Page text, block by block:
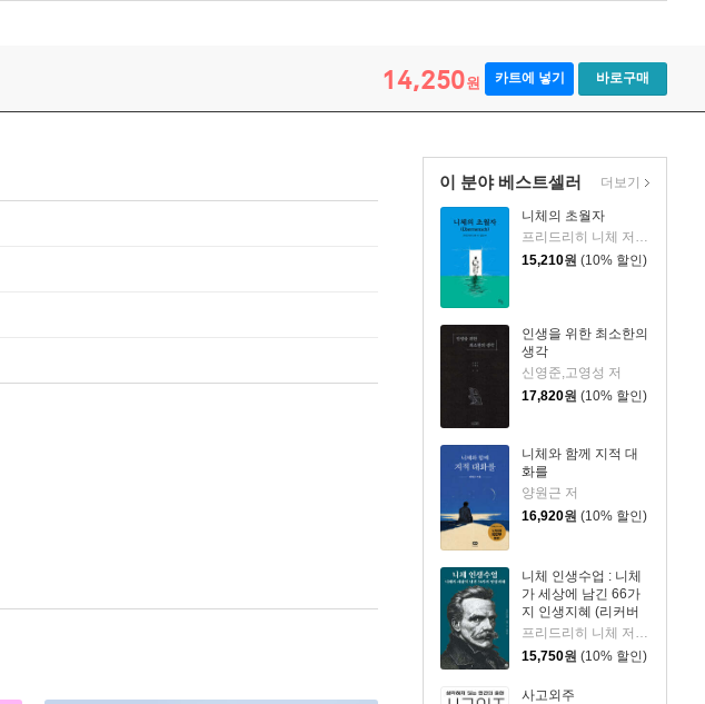
14,250원 카트에 넣기 바로구매
이 분야 베스트셀러
니체의 초월자
프리드리히 니체 저/김철 편역
15,210원 (10% 할인)
인생을 위한 최소한의
생각
신영준,고영성 저
17,820원 (10% 할인)
니체와 함께 지적 대
화를
양원근 저
16,920원 (10% 할인)
니체 인생수업 : 니체
가 세상에 남긴 66가
지 인생지혜 (리커버
에디션)
15,750원 (10% 할인)
사고외주
더보기